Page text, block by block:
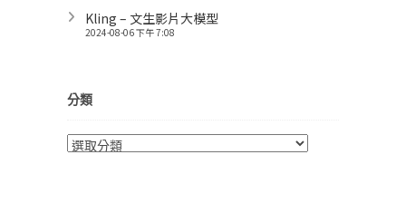
Kling – 文生影片大模型
2024-08-06 下午 7:08
分類
分